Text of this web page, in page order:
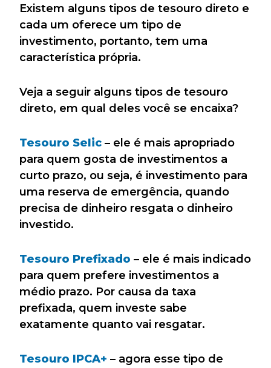
Existem alguns tipos de tesouro direto e
cada um oferece um tipo de
investimento, portanto, tem uma
característica própria.
Veja a seguir alguns tipos de tesouro
direto, em qual deles você se encaixa?
Tesouro Selic – ele é mais apropriado
para quem gosta de investimentos a
curto prazo, ou seja, é investimento para
uma reserva de emergência, quando
precisa de dinheiro resgata o dinheiro
investido.
Tesouro Prefixado – ele é mais indicado
para quem prefere investimentos a
médio prazo. Por causa da taxa
prefixada, quem investe sabe
exatamente quanto vai resgatar.
Tesouro IPCA+ – agora esse tipo de